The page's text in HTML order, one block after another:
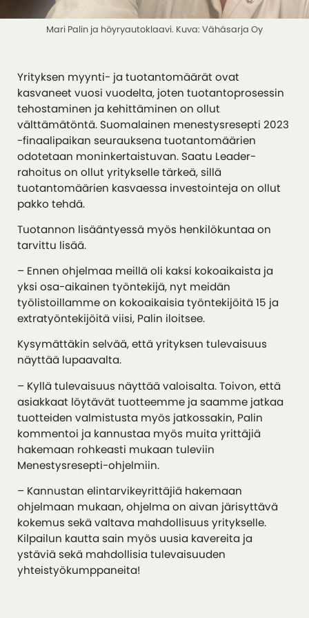
Mari Palin ja höyryautoklaavi. Kuva: Vähäsarja Oy
Yrityksen myynti- ja tuotantomäärät ovat
kasvaneet vuosi vuodelta, joten tuotantoprosessin
tehostaminen ja kehittäminen on ollut
välttämätöntä. Suomalainen menestysresepti 2023
-finaalipaikan seurauksena tuotantomäärien
odotetaan moninkertaistuvan. Saatu Leader-
rahoitus on ollut yritykselle tärkeä, sillä
tuotantomäärien kasvaessa investointeja on ollut
pakko tehdä.
Tuotannon lisääntyessä myös henkilökuntaa on
tarvittu lisää.
– Ennen ohjelmaa meillä oli kaksi kokoaikaista ja
yksi osa-aikainen työntekijä, nyt meidän
työlistoillamme on kokoaikaisia työntekijöitä 15 ja
extratyöntekijöitä viisi, Palin iloitsee.
Kysymättäkin selvää, että yrityksen tulevaisuus
näyttää lupaavalta.
– Kyllä tulevaisuus näyttää valoisalta. Toivon, että
asiakkaat löytävät tuotteemme ja saamme jatkaa
tuotteiden valmistusta myös jatkossakin, Palin
kommentoi ja kannustaa myös muita yrittäjiä
hakemaan rohkeasti mukaan tuleviin
Menestysresepti-ohjelmiin.
– Kannustan elintarvikeyrittäjiä hakemaan
ohjelmaan mukaan, ohjelma on aivan järisyttävä
kokemus sekä valtava mahdollisuus yritykselle.
Kilpailun kautta sain myös uusia kavereita ja
ystäviä sekä mahdollisia tulevaisuuden
yhteistyökumppaneita!